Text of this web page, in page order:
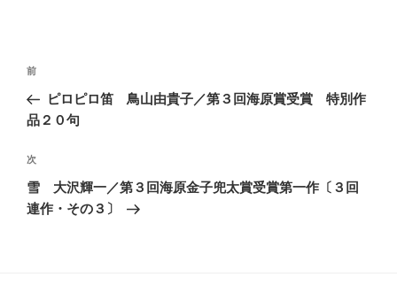
投
ナ
ゲ
ー
シ
前
の
投
前
ピロピロ笛 鳥山由貴子／第３回海原賞受賞 特別作
品２０句
次
の
投
次
雪 大沢輝一／第３回海原金子兜太賞受賞第一作〔３回
連作・その３〕